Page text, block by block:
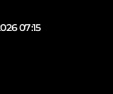
07:15